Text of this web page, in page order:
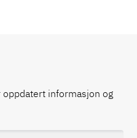
informasjon og